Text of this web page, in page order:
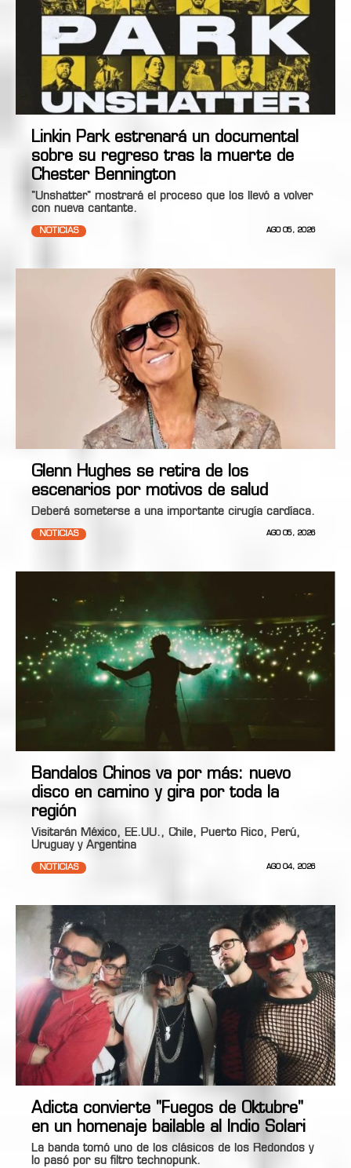
Linkin Park estrenará un documental
sobre su regreso tras la muerte de
Chester Bennington
"Unshatter" mostrará el proceso que los llevó a volver
con nueva cantante.
NOTICIAS AGO 05, 2026
Glenn Hughes se retira de los
escenarios por motivos de salud
Deberá someterse a una importante cirugía cardíaca.
NOTICIAS AGO 05, 2026
Bandalos Chinos va por más: nuevo
disco en camino y gira por toda la
región
Visitarán México, EE.UU., Chile, Puerto Rico, Perú,
Uruguay y Argentina
NOTICIAS AGO 04, 2026
Adicta convierte "Fuegos de Oktubre"
en un homenaje bailable al Indio Solari
La banda tomó uno de los clásicos de los Redondos y
lo pasó por su filtro technopunk.